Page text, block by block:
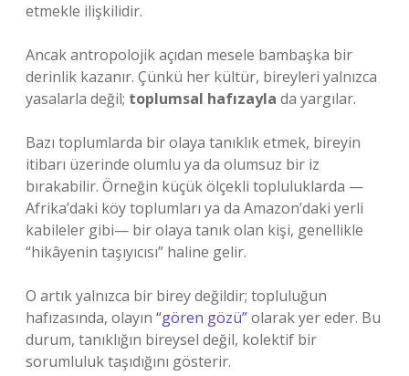
etmekle ilişkilidir.
Ancak antropolojik açıdan mesele bambaşka bir
derinlik kazanır. Çünkü her kültür, bireyleri yalnızca
yasalarla değil; toplumsal hafızayla da yargılar.
Bazı toplumlarda bir olaya tanıklık etmek, bireyin
itibarı üzerinde olumlu ya da olumsuz bir iz
bırakabilir. Örneğin küçük ölçekli topluluklarda —
Afrika’daki köy toplumları ya da Amazon’daki yerli
kabileler gibi— bir olaya tanık olan kişi, genellikle
“hikâyenin taşıyıcısı” haline gelir.
O artık yalnızca bir birey değildir; topluluğun
hafızasında, olayın “gören gözü”olarak yer eder. Bu
durum, tanıklığın bireysel değil, kolektif bir
sorumluluk taşıdığını gösterir.